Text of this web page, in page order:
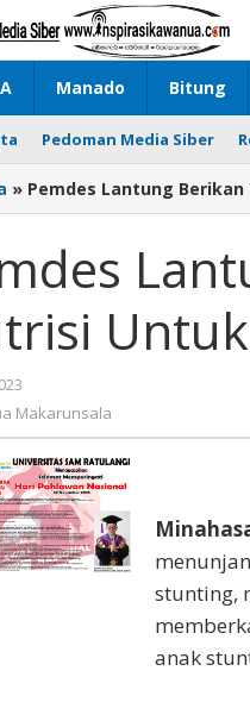
Manado Bitung
Pedoman Media Siber
» Pemdes Lantung
Josua
Makarunsala
stunting,
anak